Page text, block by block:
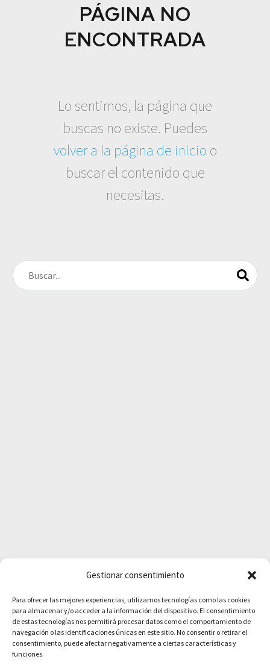
Gestionar consentimiento
Para ofrecer las mejores experiencias, utilizamos tecnologías como las cookies
para almacenar y/o acceder a la información del dispositivo. El consentimiento
de estas tecnologías nos permitirá procesar datos como el comportamiento de
navegación o las identificaciones únicas en este sitio. No consentir o retirar el
consentimiento, puede afectar negativamente a ciertas características y
funciones.
PÁGINA NO
ENCONTRADA
Lo sentimos, la página que
buscas no existe. Puedes
volver a la página de inicio o
buscar el contenido que
necesitas.